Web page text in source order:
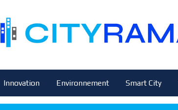
Innovation Environnement Smart City